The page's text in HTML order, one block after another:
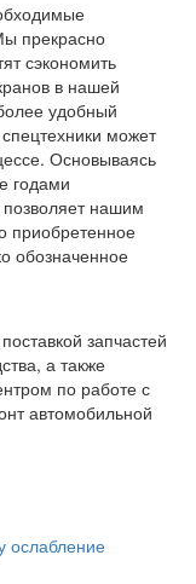
прекрасно
сэкономить
в нашей
удобный
может
Основываясь
годами
позволяет нашим
приобретенное
обозначенное
запчастей
а также
по работе с
автомобильной
ослабление